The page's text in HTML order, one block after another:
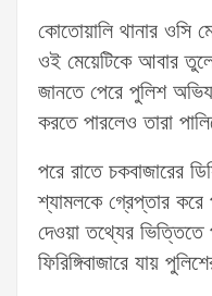
কোতোয়ালি থানার ওসি
ওই মেয়েটিকে আবার তুলে
জানতে পেরে পুলিশ
করতে পারলেও তারা
পরে রাতে চকবাজারের
শ্যামলকে গ্রেপ্তার করে
দেওয়া তথ্যের ভিত্তিতে
ফিরিঙ্গিবাজারে যায়